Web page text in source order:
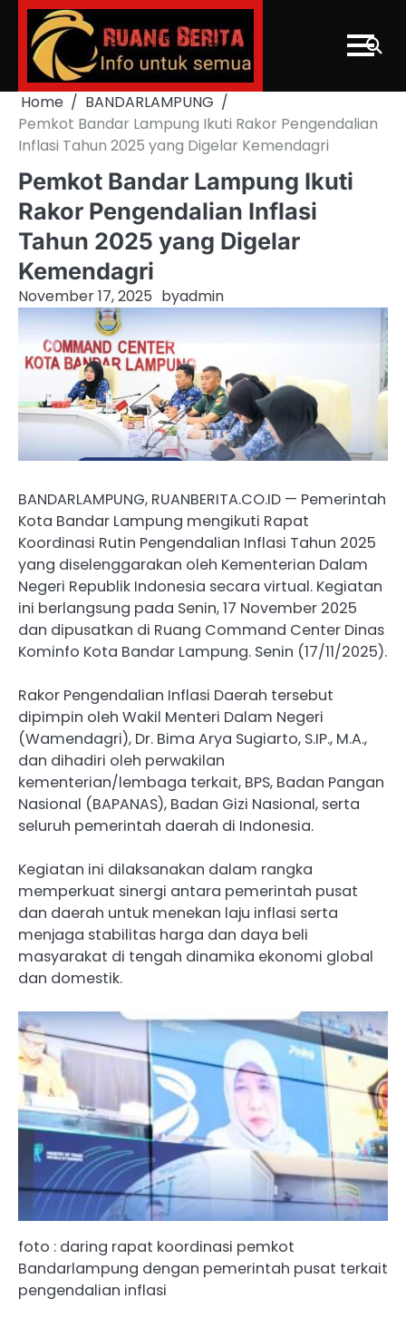
Skip
content
Home
BANDARLAMPUNG
Pemkot Bandar Lampung Ikuti Rakor Pengendalian
Inflasi Tahun 2025 yang Digelar Kemendagri
Pemkot Bandar Lampung Ikuti
Rakor Pengendalian Inflasi
Tahun 2025 yang Digelar
Kemendagri
November 17, 2025 byadmin
BANDARLAMPUNG, RUANBERITA.CO.ID — Pemerintah
Kota Bandar Lampung mengikuti Rapat
Koordinasi Rutin Pengendalian Inflasi Tahun 2025
yang diselenggarakan oleh Kementerian Dalam
Negeri Republik Indonesia secara virtual. Kegiatan
ini berlangsung pada Senin, 17 November 2025
dan dipusatkan di Ruang Command Center Dinas
Kominfo Kota Bandar Lampung. Senin (17/11/2025).
Rakor Pengendalian Inflasi Daerah tersebut
dipimpin oleh Wakil Menteri Dalam Negeri
(Wamendagri), Dr. Bima Arya Sugiarto, S.IP., M.A.,
dan dihadiri oleh perwakilan
kementerian/lembaga terkait, BPS, Badan Pangan
Nasional (BAPANAS), Badan Gizi Nasional, serta
seluruh pemerintah daerah di Indonesia.
Kegiatan ini dilaksanakan dalam rangka
memperkuat sinergi antara pemerintah pusat
dan daerah untuk menekan laju inflasi serta
menjaga stabilitas harga dan daya beli
masyarakat di tengah dinamika ekonomi global
dan domestik.
foto : daring rapat koordinasi pemkot
Bandarlampung dengan pemerintah pusat terkait
pengendalian inflasi